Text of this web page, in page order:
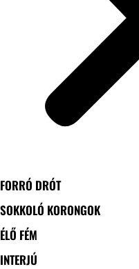
FORRÓ DRÓT
SOKKOLÓ KORONGOK
ÉLŐ FÉM
INTERJÚ